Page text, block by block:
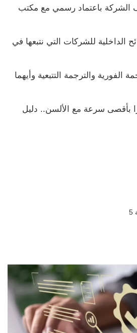
الشركة باعتماد رسمي مع مكتب
الداخلية للشركات التي نتبعها في
الفورية والترجمة التتبعية وأيهما
بأقصى سرعة مع الألسن.. دليل